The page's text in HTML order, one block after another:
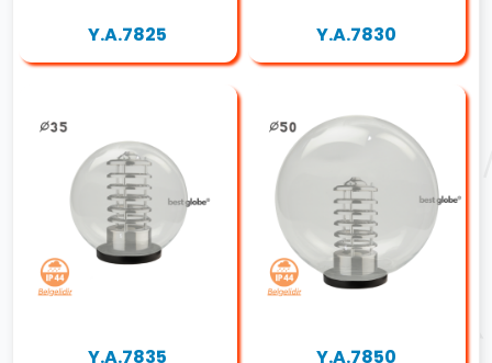
Y.A.7825 Y.A.7830
Y.A.7835 Y.A.7850